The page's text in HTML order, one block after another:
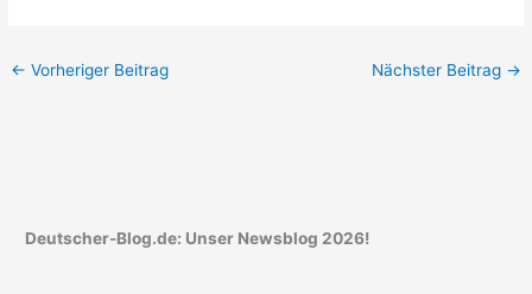
← Vorheriger Beitrag Nächster Beitrag →
Deutscher-Blog.de: Unser Newsblog 2026!